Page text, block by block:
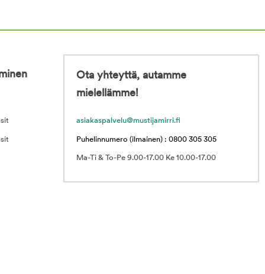
Ota yhteyttä, autamme
mielellämme!
asiakaspalvelu@mustijamirri.fi
Puhelinnumero (ilmainen) : 0800 305 305
Ma-Ti & To-Pe 9.00-17.00 Ke 10.00-17.00